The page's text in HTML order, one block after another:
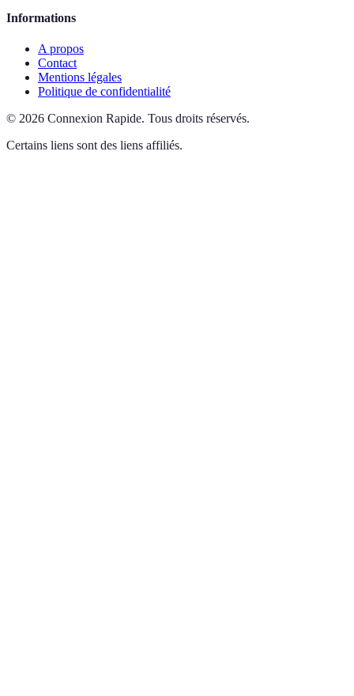
Informations
A propos
Contact
Mentions légales
Politique de confidentialité
© 2026 Connexion Rapide. Tous droits réservés.
Certains liens sont des liens affiliés.